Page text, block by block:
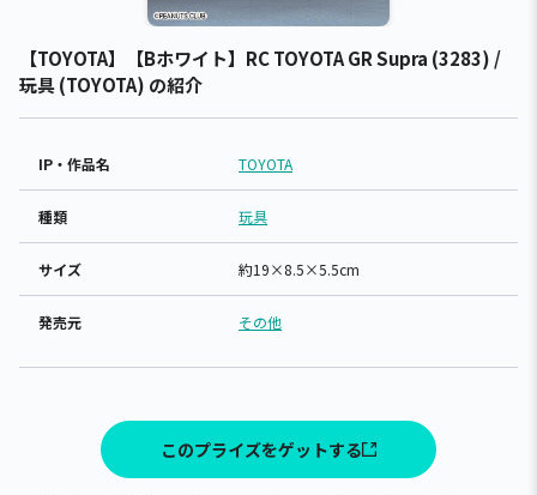
【TOYOTA】【Bホワイト】RC TOYOTA GR Supra (3283) /
玩具 (TOYOTA) の紹介
IP・作品名 TOYOTA
種類 玩具
サイズ 約19×8.5×5.5cm
発売元 その他
このプライズをゲットする